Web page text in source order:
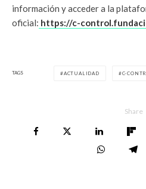
información y acceder a la
oficial: https://c-
TAGS ACTUALIDAD C-
Share